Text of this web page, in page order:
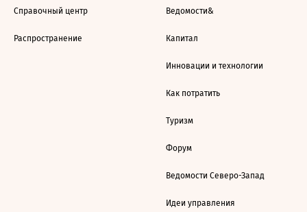
Справочный центр
Распространение
Ведомости&
Капитал
Инновации и технологии
Как потратить
Туризм
Форум
Ведомости Северо-Запад
Идеи управления